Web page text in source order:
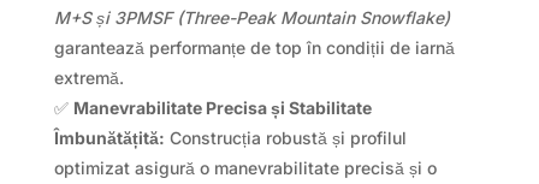
M+S și 3PMSF (Three-Peak Mountain Snowflake)
garantează performanțe de top în condiții de iarnă
extremă.
✅ Manevrabilitate Precisa și Stabilitate
Îmbunătățită: Construcția robustă și profilul
optimizat asigură o manevrabilitate precisă și o